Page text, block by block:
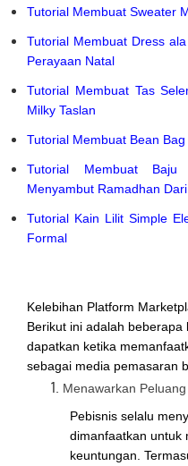
Tutorial Membuat Sweater
Tutorial Membuat Dress
Perayaan Natal
Tutorial Membuat Tas
Milky Taslan
Tutorial Membuat Bean
Tutorial Membuat
Menyambut Ramadhan
Tutorial Kain Lilit Simple
Formal
Kelebihan Platform
Berikut ini adalah beberapa
dapatkan ketika
sebagai media pemasaran
Menawarkan
Pebisnis selalu
dimanfaatkan untuk
keuntungan.